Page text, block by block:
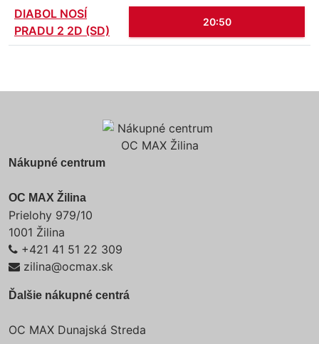
DIABOL NOSÍ
PRADU 2 2D (SD)
20:50
Nákupné centrum
OC MAX Žilina
Prielohy 979/10
1001 Žilina
+421 41 51 22 309
zilina@ocmax.sk
Ďalšie nákupné centrá
OC MAX Dunajská Streda